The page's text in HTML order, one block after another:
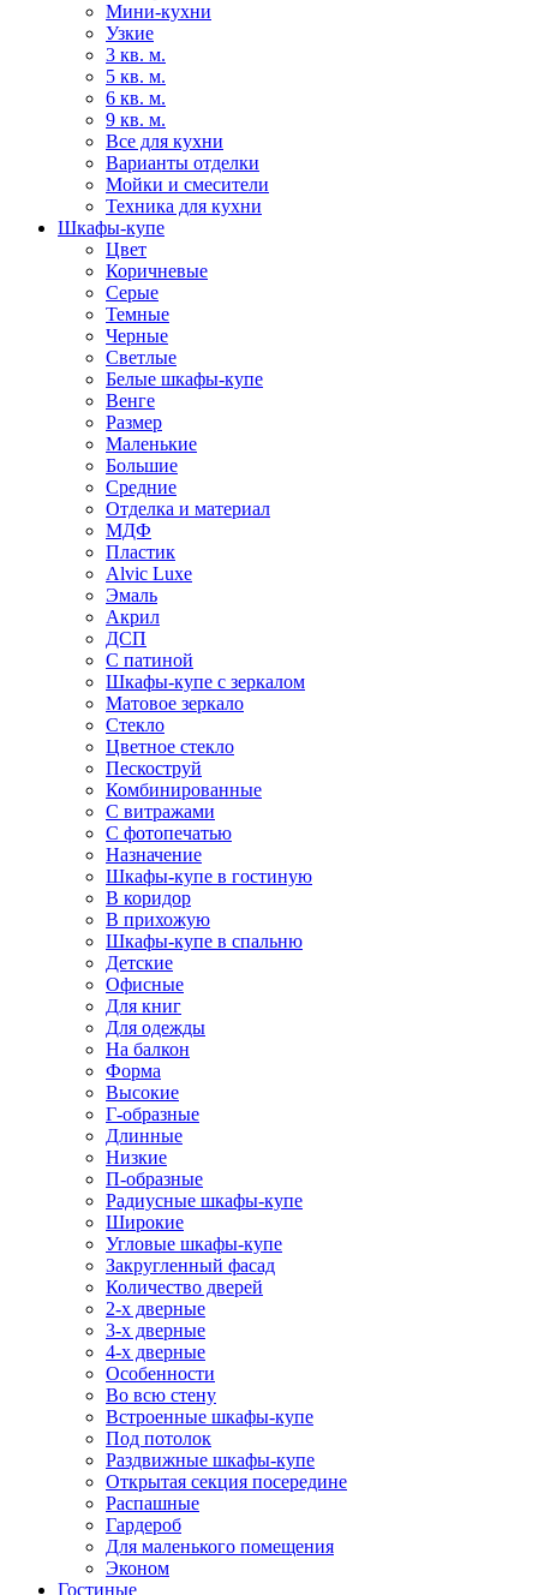
Мини-кухни
Узкие
3 кв. м.
5 кв. м.
6 кв. м.
9 кв. м.
Все для кухни
Варианты отделки
Мойки и смесители
Техника для кухни
Шкафы-купе
Цвет
Коричневые
Серые
Темные
Черные
Светлые
Белые шкафы-купе
Венге
Размер
Маленькие
Большие
Средние
Отделка и материал
МДФ
Пластик
Alvic Luxe
Эмаль
Акрил
ДСП
С патиной
Шкафы-купе с зеркалом
Матовое зеркало
Стекло
Цветное стекло
Пескоструй
Комбинированные
С витражами
С фотопечатью
Назначение
Шкафы-купе в гостиную
В коридор
В прихожую
Шкафы-купе в спальню
Детские
Офисные
Для книг
Для одежды
На балкон
Форма
Высокие
Г-образные
Длинные
Низкие
П-образные
Радиусные шкафы-купе
Широкие
Угловые шкафы-купе
Закругленный фасад
Количество дверей
2-х дверные
3-х дверные
4-х дверные
Особенности
Во всю стену
Встроенные шкафы-купе
Под потолок
Раздвижные шкафы-купе
Открытая секция посередине
Распашные
Гардероб
Для маленького помещения
Эконом
Гостиные